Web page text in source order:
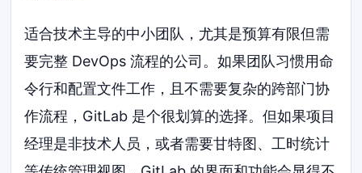
适合技术主导的中小团队，尤其是预算有限但需
要完整 DevOps 流程的公司。如果团队习惯用命
令行和配置文件工作，且不需要复杂的跨部门协
作流程，GitLab 是个很划算的选择。但如果项目
经理是非技术人员，或者需要甘特图、工时统计